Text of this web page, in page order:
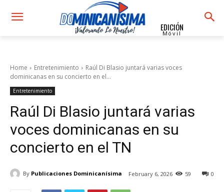
EDICIÓN
Móvil
Home Entretenimiento
Raúl Di Blasio juntará varias voces
dominicanas en su concierto en el...
Entretenimiento
Raúl Di Blasio juntará varias
voces dominicanas en su
concierto en el TN
By Publicaciones Dominicanísima February 6, 2026 0
59